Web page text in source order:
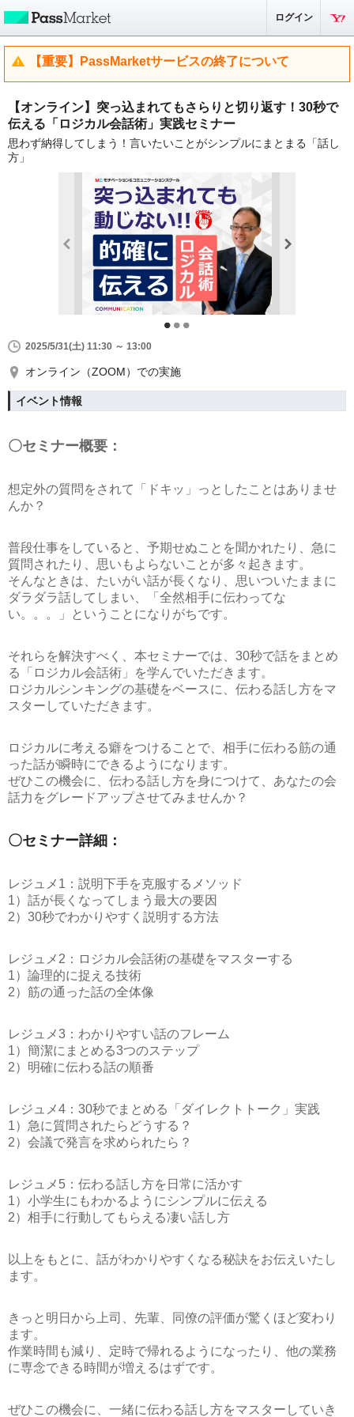
ログイン
【重要】PassMarketサービスの終了について
【オンライン】突っ込まれてもさらりと切り返す！30秒で
伝える「ロジカル会話術」実践セミナー
思わず納得してしまう！言いたいことがシンプルにまとまる「話し
方」
2025/5/31(土) 11:30 ～ 13:00
オンライン（ZOOM）での実施
イベント情報
〇セミナー概要：
想定外の質問をされて 「ドキッ」
っとしたことはありませ
んか？
普段仕事をしていると、予期せぬことを聞かれたり、急に
質問されたり、思いもよらないことが多々起きます。
そんなときは、たいがい話が長くなり、思いついたままに
ダラダラ話してしまい、「全然相手に伝わってな
い。。。」ということになりがちです。
それらを解決すべく、本セミナーでは、 30秒で話をまとめ
る「ロジカル会話術」
を学んでいただきます。
ロジカルシンキングの基礎をベースに、伝わる話し方をマ
スターしていただきます。
ロジカルに考える癖をつけることで、相手に伝わる筋の通
った話が瞬時にできるようになります。
ぜひこの機会に、伝わる話し方を身につけて、あなたの会
話力をグレードアップさせてみませんか？
〇セミナー詳細：
レジュメ1：説明下手を克服するメソッド
1）話が長くなってしまう最大の要因
2）30秒でわかりやすく説明する方法
レジュメ2：ロジカル会話術の基礎をマスターする
1）論理的に捉える技術
2）筋の通った話の全体像
レジュメ3：わかりやすい話のフレーム
1）簡潔にまとめる3つのステップ
2）明確に伝わる話の順番
レジュメ4：30秒でまとめる「ダイレクトトーク」実践
1）急に質問されたらどうする？
2）会議で発言を求められたら？
レジュメ5：伝わる話し方を日常に活かす
1）小学生にもわかるようにシンプルに伝える
2）相手に行動してもらえる凄い話し方
以上をもとに、話がわかりやすくなる秘訣をお伝えいたし
ます。
きっと明日から上司、先輩、同僚の評価が驚くほど変わり
ます。
作業時間も減り、定時で帰れるようになったり、他の業務
に専念できる時間が増えるはずです。
ぜひこの機会に、一緒に伝わる話し方をマスターしていき